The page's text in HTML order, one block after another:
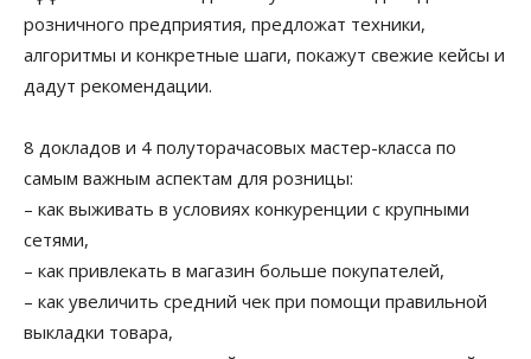
розничного предприятия, предложат техники,
алгоритмы и конкретные шаги, покажут свежие кейсы и
дадут рекомендации.
8 докладов и 4 полуторачасовых мастер-класса по
самым важным аспектам для розницы:
– как выживать в условиях конкуренции с крупными
сетями,
– как привлекать в магазин больше покупателей,
– как увеличить средний чек при помощи правильной
выкладки товара,